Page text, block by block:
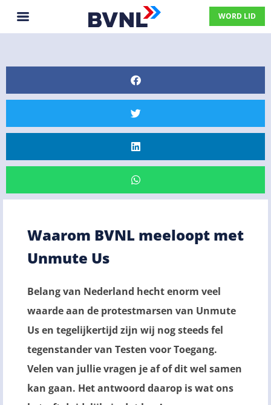
WORD LID
Waarom BVNL meeloopt met
Unmute Us
Belang van Nederland hecht enorm veel
waarde aan de protestmarsen van Unmute
Us en tegelijkertijd zijn wij nog steeds fel
tegenstander van Testen voor Toegang.
Velen van jullie vragen je af of dit wel samen
kan gaan. Het antwoord daarop is wat ons